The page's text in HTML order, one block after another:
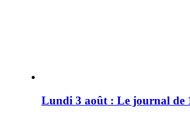
Lundi 3 août : Le journal de